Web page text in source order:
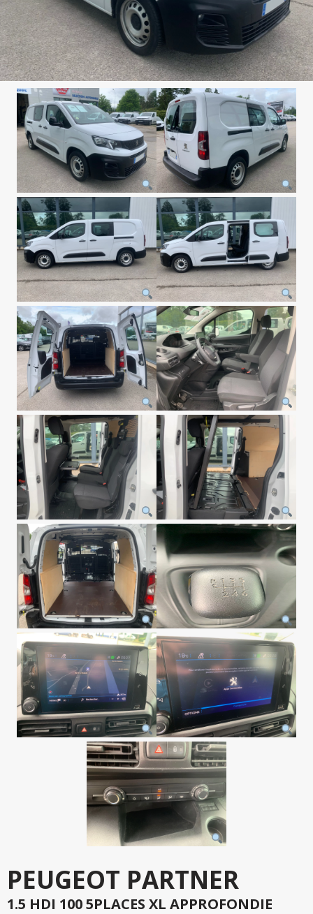
PEUGEOT PARTNER
1.5 HDI 100 5PLACES XL APPROFONDIE